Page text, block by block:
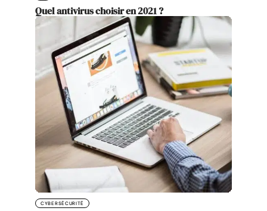
Quel antivirus choisir en 2021 ?
CYBERSÉCURITÉ